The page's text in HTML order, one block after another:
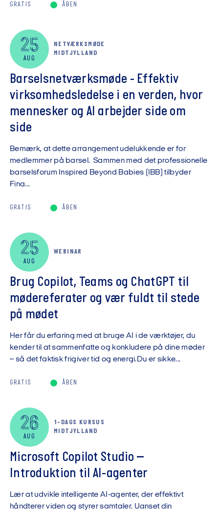
GRATIS ÅBEN
25
AUG
NETVÆRKSMØDE
MIDTJYLLAND
Barselsnetværksmøde - Effektiv
virksomhedsledelse i en verden, hvor
mennesker og AI arbejder side om
side
Bemærk, at dette arrangement udelukkende er for
medlemmer på barsel. Sammen med det professionelle
barselsforum Inspired Beyond Babies (IBB) tilbyder
Fina...
GRATIS ÅBEN
25
AUG
WEBINAR
Brug Copilot, Teams og ChatGPT til
mødereferater og vær fuldt til stede
på mødet
Her får du erfaring med at bruge AI i de værktøjer, du
kender til at sammenfatte og konkludere på dine møder
– så det faktisk frigiver tid og energi.Du er sikke...
GRATIS ÅBEN
26
AUG
1-DAGS KURSUS
MIDTJYLLAND
Microsoft Copilot Studio –
Introduktion til AI-agenter
Lær at udvikle intelligente AI-agenter, der effektivt
håndterer viden og styrer samtaler. Uanset din